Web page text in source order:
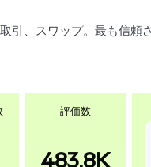
引、スワップ。最も信頼
評価数
483.8K